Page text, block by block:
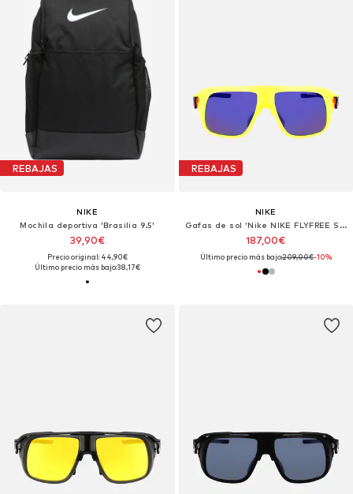
REBAJAS
NIKE
Mochila deportiva 'Brasilia 9.5'
39,90€
Precio original: 44,90€
Último precio más bajo:38,17€
REBAJAS
NIKE
Gafas de sol 'Nike NIKE FLYFREE SOAR EV24001 Matte volt/infrared mir/clear 59/15/130 MAN Sunglasses'
187,00€
Último precio más bajo:209,00€-10%